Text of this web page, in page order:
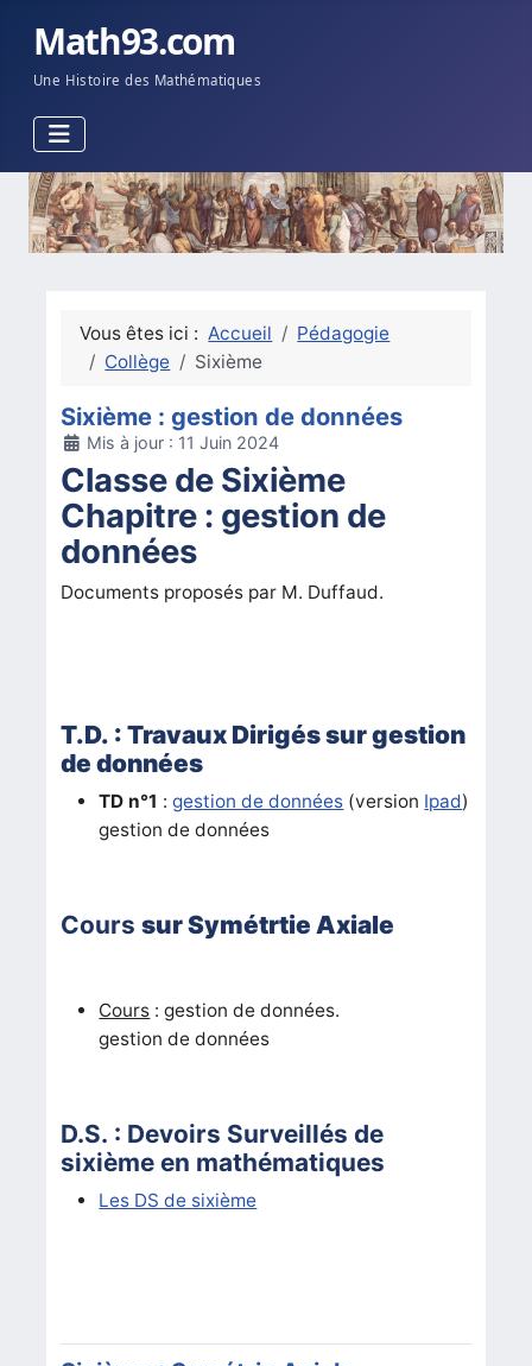
Math93.com
Une Histoire des Mathématiques
Vous êtes ici : Accueil
Pédagogie
Collège
Sixième
Sixième : gestion de données
DétailsMis à jour : 11 Juin 2024
Classe de Sixième
Chapitre : gestion de
données
Documents proposés par M. Duffaud.
T.D. : Travaux Dirigés sur gestion
de données
TD n°1 :gestion de données (version Ipad)
gestion de données
Courssur Symétrtie Axiale
Cours : gestion de données.
gestion de données
D.S. : Devoirs Surveillés de
sixième en mathématiques
Les DS de sixième